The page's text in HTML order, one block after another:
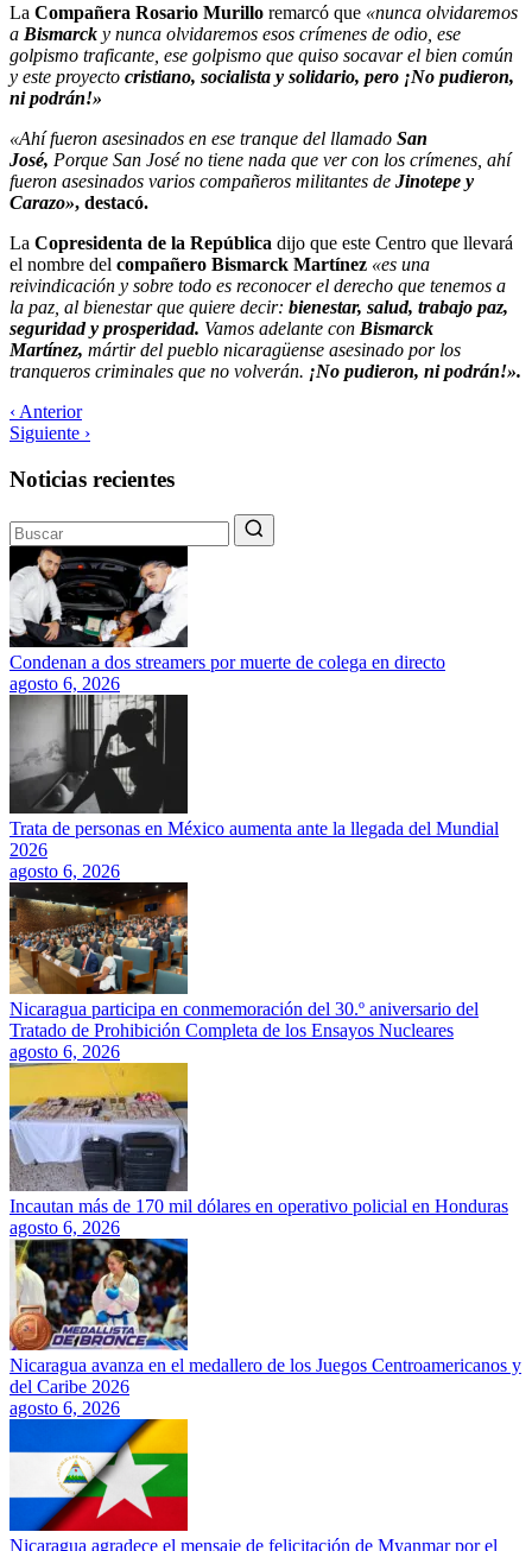
La Compañera Rosario Murillo remarcó que «nunca olvidaremos
a Bismarck y nunca olvidaremos esos crímenes de odio, ese
golpismo traficante, ese golpismo que quiso socavar el bien común
y este proyecto cristiano, socialista y solidario, pero ¡No pudieron,
ni podrán!»
«Ahí fueron asesinados en ese tranque del llamado San
José, Porque San José no tiene nada que ver con los crímenes, ahí
fueron asesinados varios compañeros militantes de Jinotepe y
Carazo», destacó.
La Copresidenta de la República dijo que este Centro que llevará
el nombre del compañero Bismarck Martínez «es una
reivindicación y sobre todo es reconocer el derecho que tenemos a
la paz, al bienestar que quiere decir: bienestar, salud, trabajo paz,
seguridad y prosperidad. Vamos adelante con Bismarck
Martínez, mártir del pueblo nicaragüense asesinado por los
tranqueros criminales que no volverán. ¡No pudieron, ni podrán!».
‹ Anterior
Siguiente ›
Noticias recientes
Condenan a dos streamers por muerte de colega en directo
agosto 6, 2026
Trata de personas en México aumenta ante la llegada del Mundial
2026
agosto 6, 2026
Nicaragua participa en conmemoración del 30.º aniversario del
Tratado de Prohibición Completa de los Ensayos Nucleares
agosto 6, 2026
Incautan más de 170 mil dólares en operativo policial en Honduras
agosto 6, 2026
Nicaragua avanza en el medallero de los Juegos Centroamericanos y
del Caribe 2026
agosto 6, 2026
Nicaragua agradece el mensaje de felicitación de Myanmar por el